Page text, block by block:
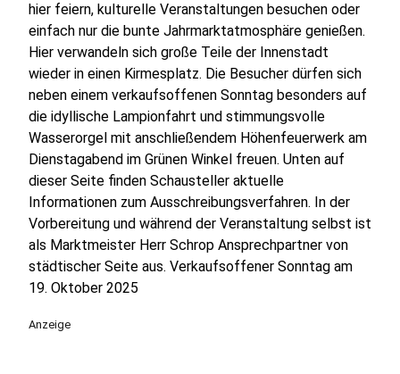
hier feiern, kulturelle Veranstaltungen besuchen oder
einfach nur die bunte Jahrmarktatmosphäre genießen.
Hier verwandeln sich große Teile der Innenstadt
wieder in einen Kirmesplatz. Die Besucher dürfen sich
neben einem verkaufsoffenen Sonntag besonders auf
die idyllische Lampionfahrt und stimmungsvolle
Wasserorgel mit anschließendem Höhenfeuerwerk am
Dienstagabend im Grünen Winkel freuen. Unten auf
dieser Seite finden Schausteller aktuelle
Informationen zum Ausschreibungsverfahren. In der
Vorbereitung und während der Veranstaltung selbst ist
als Marktmeister Herr Schrop Ansprechpartner von
städtischer Seite aus. Verkaufsoffener Sonntag am
19. Oktober 2025
Anzeige